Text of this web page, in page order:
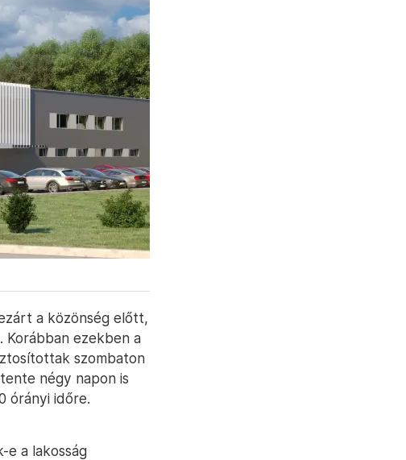
a közönség előtt,
Korábban ezekben a
szombaton
négy napon is
órányi időre.
a lakosság